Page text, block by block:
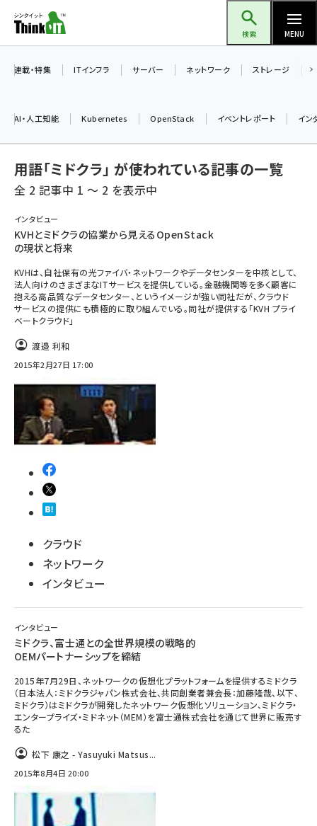
ン
ツ
検索 MENU
加藤銘のチーム貢献～仲間と築いた勝利の絆～ (2329)
北海道をのんびり旅する晴山佳須夫のヒント集！ (2050)
genai (1494)
abc123 (1371)
ai crunch (1365)
連載・特集 ITインフラ サーバー ネットワーク ストレージ
AI・人工知能 Kubernetes OpenStack イベントレポート イン
用語「ミドクラ」 が使われている記事の一覧
全 2 記事中 1 ～ 2 を表示中
インタビュー
KVHとミドクラの協業から見えるOpenStack
の現状と将来
KVHは、自社保有の光ファイバ・ネットワークやデータセンターを中核として、
法人向けのさまざまなITサービスを提供している。金融機関等を多く顧客に
抱える高品質なデータセンター、というイメージが強い同社だが、クラウド
サービスの提供にも積極的に取り組んでいる。同社が提供する「KVH プライ
ベートクラウド」
渡邉 利和
2015年2月27日 17:00
クラウド
ネットワーク
インタビュー
インタビュー
ミドクラ、富士通との全世界規模の戦略的
OEMパートナーシップを締結
2015年7月29日、ネットワークの仮想化プラットフォームを提供するミドクラ
（日本法人：ミドクラジャパン株式会社、共同創業者兼会長：加藤隆哉、以下、
ミドクラ）はミドクラが開発したネットワーク仮想化ソリューション、ミドクラ・
エンタープライズ・ミドネット（MEM）を富士通株式会社を通じて世界に販売す
るた
松下 康之 - Yasuyuki Matsus...
2015年8月4日 20:00